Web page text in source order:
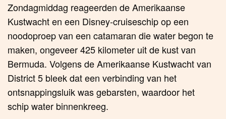
Zondagmiddag reageerden de Amerikaanse
Kustwacht en een Disney-cruiseschip op een
noodoproep van een catamaran die water begon te
maken, ongeveer 425 kilometer uit de kust van
Bermuda. Volgens de Amerikaanse Kustwacht van
District 5 bleek dat een verbinding van het
ontsnappingsluik was gebarsten, waardoor het
schip water binnenkreeg.